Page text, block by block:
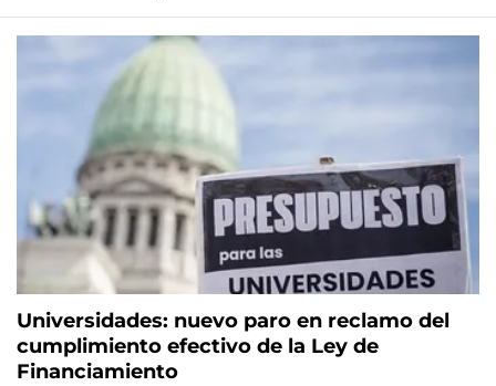
Universidades: nuevo paro en reclamo del
cumplimiento efectivo de la Ley de
Financiamiento